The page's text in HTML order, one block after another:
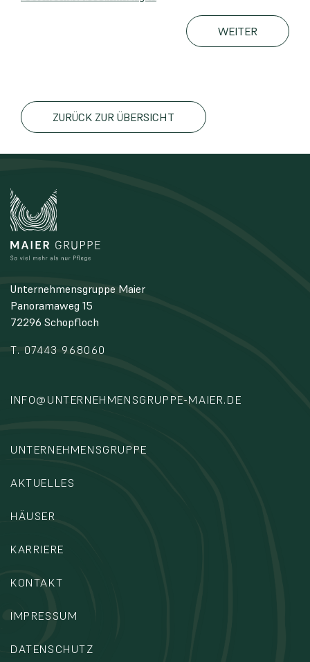
WEITER
ZURÜCK ZUR ÜBERSICHT
Unternehmensgruppe Maier
Panoramaweg 15
72296 Schopfloch
T. 07443 968060
INFO@UNTERNEHMENSGRUPPE-MAIER.DE
UNTERNEHMENSGRUPPE
AKTUELLES
HÄUSER
KARRIERE
KONTAKT
IMPRESSUM
DATENSCHUTZ